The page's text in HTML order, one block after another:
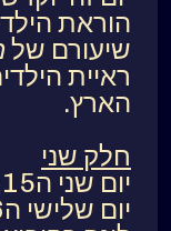
הוראת
שיעורם של
ראיית
הארץ.
חלק שני
יום שני ה15 ביוני 2026
יום שלישי ה16 ביוני 2026